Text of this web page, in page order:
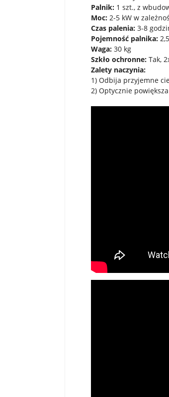
Palnik:1 szt., z
Moc:2-5 kW w
Czas palenia:3-8
Pojemność palnika:
Waga:30 kg
Szkło ochronne:Tak,
Zalety naczynia:
1) Odbija przyjemne
2) Optycznie